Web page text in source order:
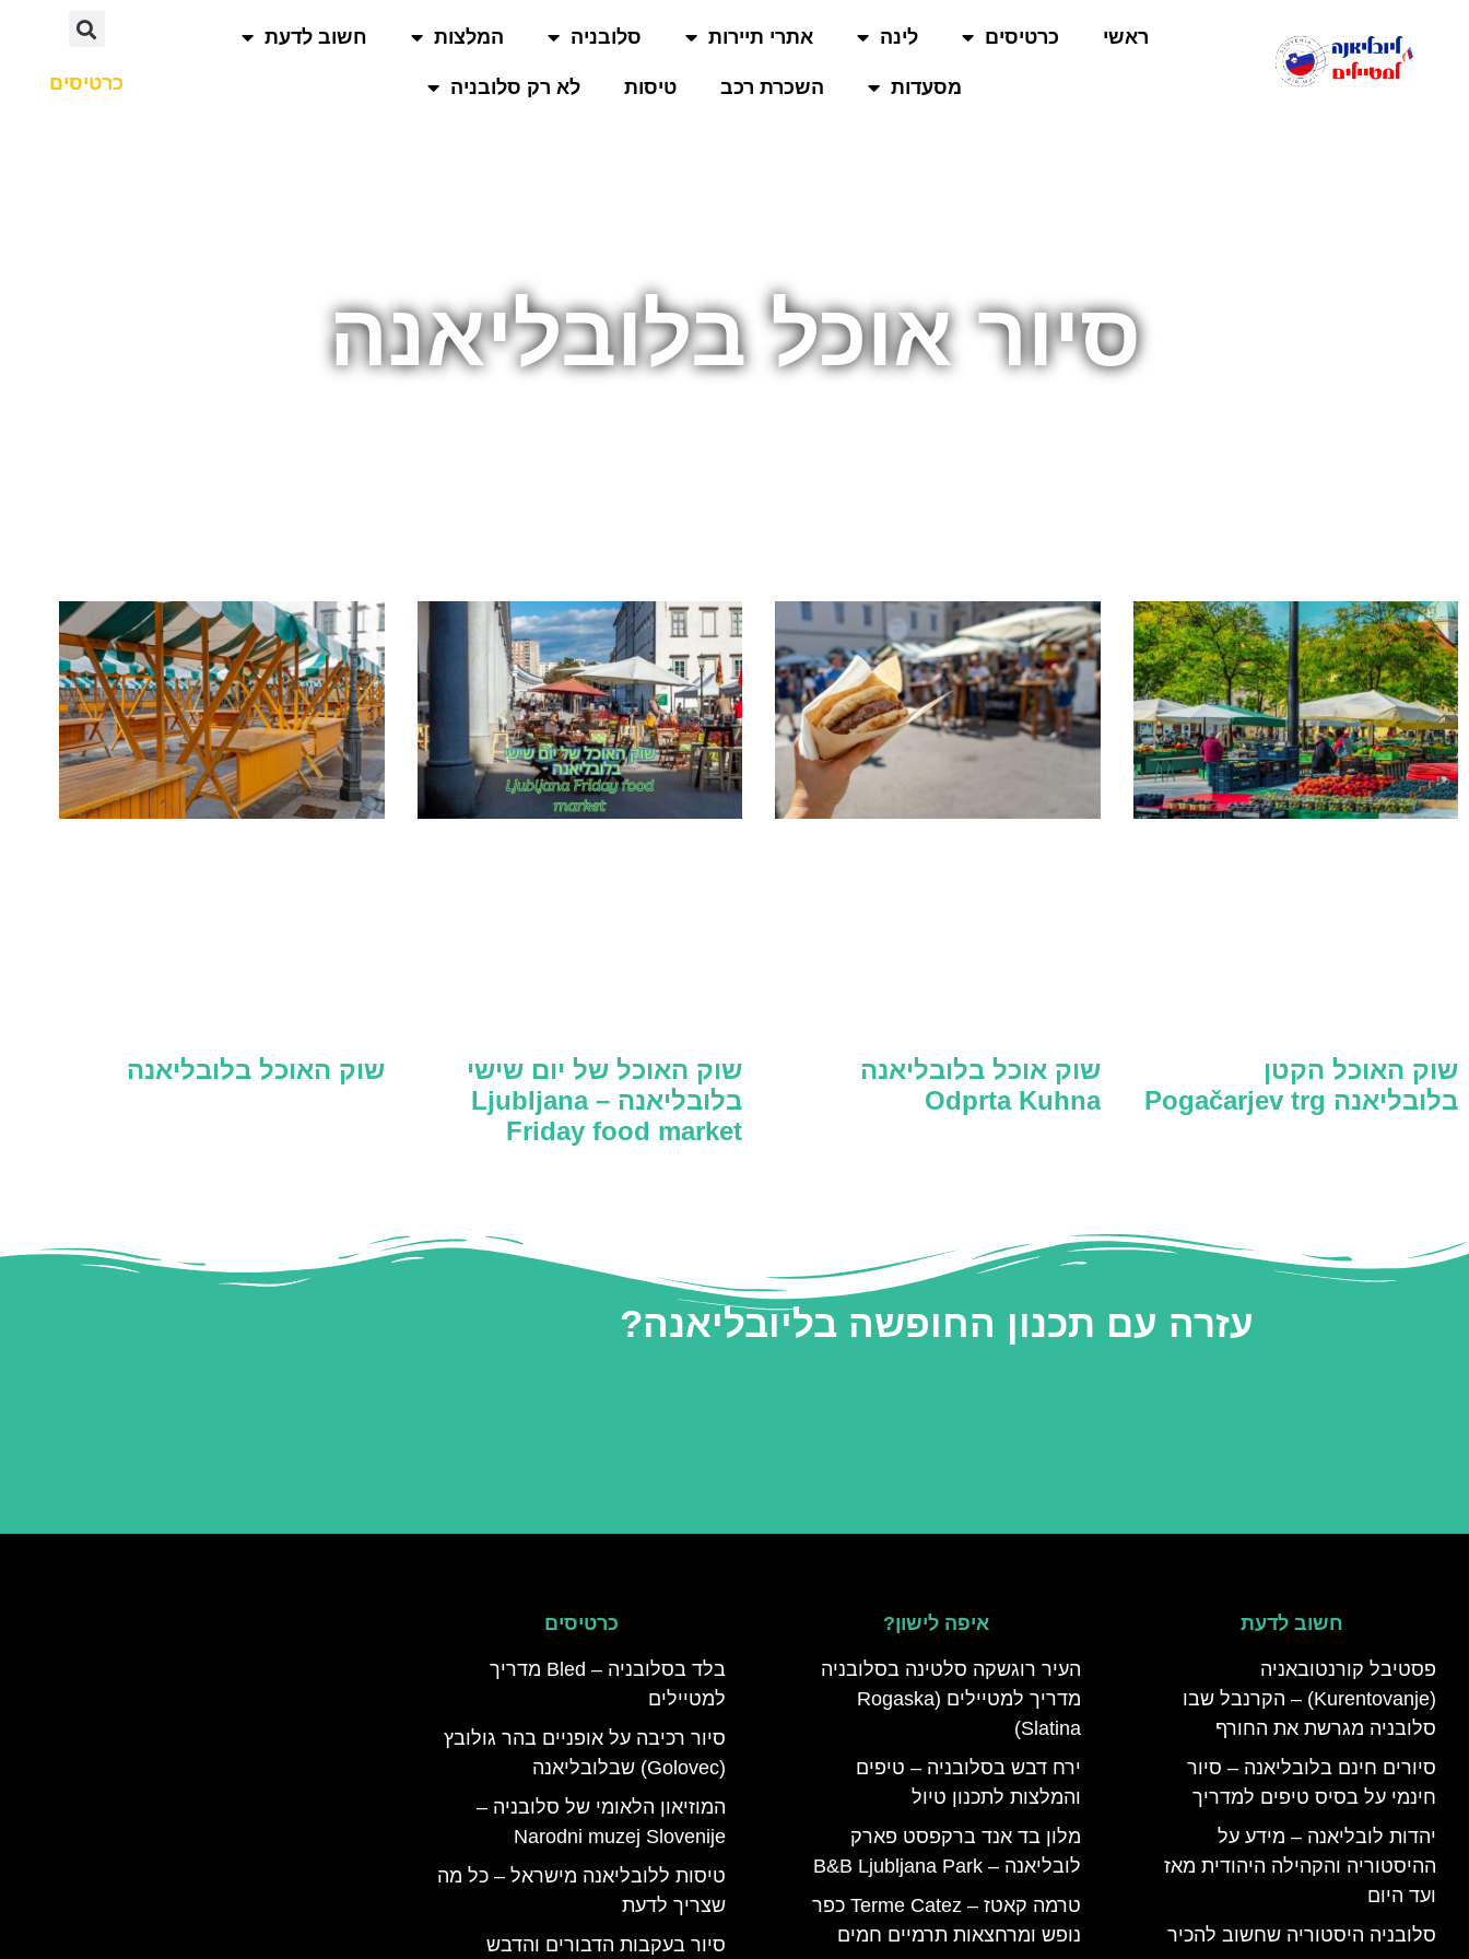
ראשי כרטיסים לינה אתרי תיירות סלובניה המלצות חשוב לדעת
מסעדות השכרת רכב טיסות לא רק סלובניה כרטיסים
סיור אוכל בלובליאנה
שוק האוכל הקטן
בלובליאנה Pogačarjev trg
שוק אוכל בלובליאנה
Odprta Kuhna
שוק האוכל של יום שישי
בלובליאנה – Ljubljana
Friday food market
שוק האוכל בלובליאנה
עזרה עם תכנון החופשה בליובליאנה?
חשוב לדעת
פסטיבל קורנטובאניה
(Kurentovanje) – הקרנבל שבו
סלובניה מגרשת את החורף
סיורים חינם בלובליאנה – סיור
חינמי על בסיס טיפים למדריך
יהדות לובליאנה – מידע על
ההיסטוריה והקהילה היהודית מאז
ועד היום
סלובניה היסטוריה שחשוב להכיר
איפה לישון?
העיר רוגשקה סלטינה בסלובניה
מדריך למטיילים (Rogaska
Slatina)
ירח דבש בסלובניה – טיפים
והמלצות לתכנון טיול
מלון בד אנד ברקפסט פארק
לובליאנה – B&B Ljubljana Park
טרמה קאטז – Terme Catez כפר
נופש ומרחצאות תרמיים חמים
כרטיסים
בלד בסלובניה – Bled מדריך
למטיילים
סיור רכיבה על אופניים בהר גולובץ
(Golovec) שבלובליאנה
המוזיאון הלאומי של סלובניה –
Narodni muzej Slovenije
טיסות ללובליאנה מישראל – כל מה
שצריך לדעת
סיור בעקבות הדבורים והדבש